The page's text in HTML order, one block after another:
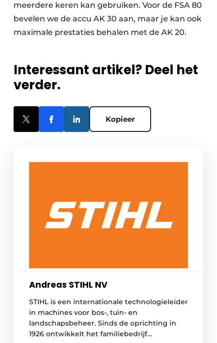
meerdere keren kan gebruiken. Voor de FSA 80
bevelen we de accu AK 30 aan, maar je kan ook
maximale prestaties behalen met de AK 20.
Interessant artikel? Deel het
verder.
Kopieer
Andreas STIHL NV
STIHL is een internationale technologieleider
in machines voor bos-, tuin- en
landschapsbeheer. Sinds de oprichting in
1926 ontwikkelt het familiebedrijf